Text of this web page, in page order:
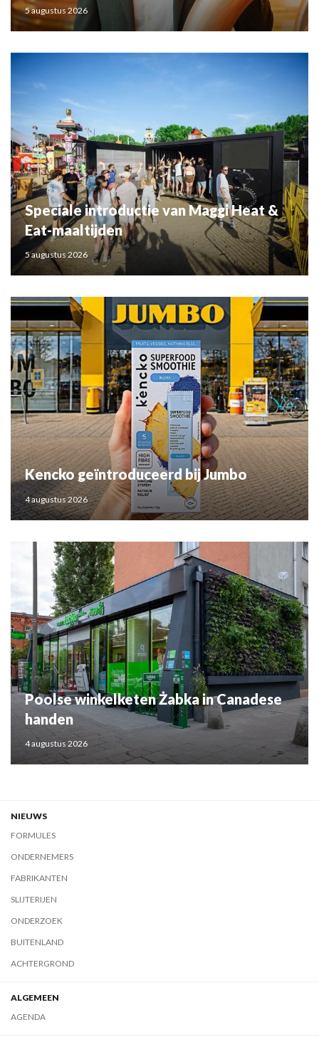
5 augustus 2026
Speciale introductie van Maggi Heat &
Eat-maaltijden
5 augustus 2026
Kencko geïntroduceerd bij Jumbo
4 augustus 2026
Poolse winkelketen Żabka in Canadese
handen
4 augustus 2026
NIEUWS
FORMULES
ONDERNEMERS
FABRIKANTEN
SLIJTERIJEN
ONDERZOEK
BUITENLAND
ACHTERGROND
ALGEMEEN
AGENDA